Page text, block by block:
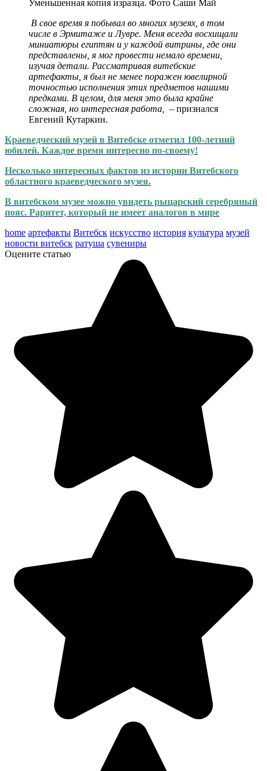
Уменьшенная копия изразца. Фото Саши Май
В свое время я побывал во многих музеях, в том
числе в Эрмитаже и Лувре. Меня всегда восхищали
миниатюры египтян и у каждой витрины, где они
представлены, я мог провести немало времени,
изучая детали. Рассматривая витебские
артефакты, я был не менее поражен ювелирной
точностью исполнения этих предметов нашими
предками. В целом, для меня это была крайне
сложная, но интересная работа,
– признался
Евгений Кутаркин.
Краеведческий музей в Витебске отметил 100-летний
юбилей. Каждое время интересно по-своему!
Несколько интересных фактов из истории Витебского
областного краеведческого музея.
В витебском музее можно увидеть рыцарский серебряный
пояс. Раритет, который не имеет аналогов в мире
home артефакты Витебск искусство история культура музей
новости витебск ратуша сувениры
Оцените статью